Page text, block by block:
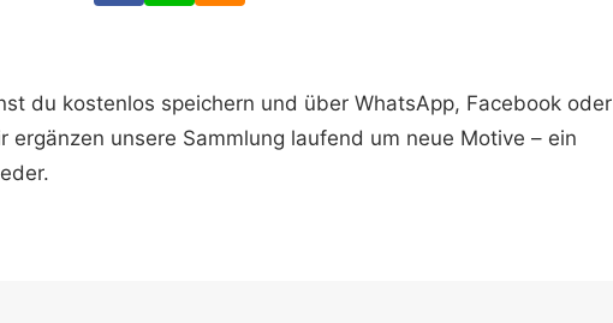
du kostenlos speichern und über WhatsApp, Facebook oder
ergänzen unsere Sammlung laufend um neue Motive – ein